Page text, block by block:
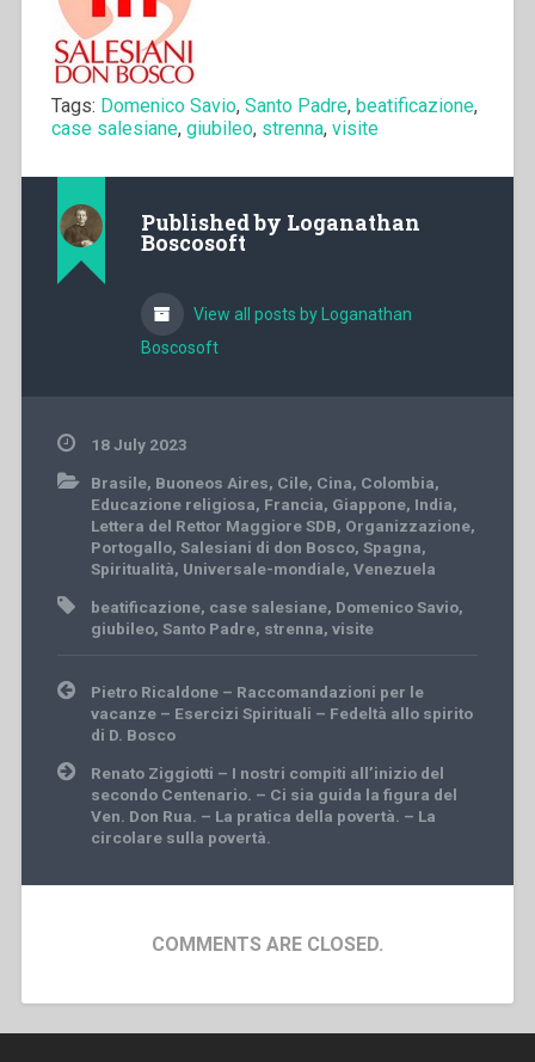
Tags: Domenico Savio, Santo Padre, beatificazione,
case salesiane, giubileo, strenna, visite
Published by Loganathan
Boscosoft
View all posts by Loganathan
Boscosoft
18 July 2023
Brasile, Buoneos Aires, Cile, Cina, Colombia,
Educazione religiosa, Francia, Giappone, India,
Lettera del Rettor Maggiore SDB, Organizzazione,
Portogallo, Salesiani di don Bosco, Spagna,
Spiritualità, Universale-mondiale, Venezuela
beatificazione, case salesiane, Domenico Savio,
giubileo, Santo Padre, strenna, visite
Post
navigation
Pietro Ricaldone – Raccomandazioni per le
vacanze – Esercizi Spirituali – Fedeltà allo spirito
di D. Bosco
Renato Ziggiotti – I nostri compiti all’inizio del
secondo Centenario. – Ci sia guida la figura del
Ven. Don Rua. – La pratica della povertà. – La
circolare sulla povertà.
COMMENTS ARE CLOSED.